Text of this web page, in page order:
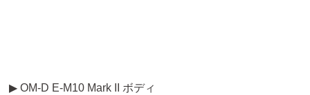
▶ OM-D E-M10 Mark II ボディ